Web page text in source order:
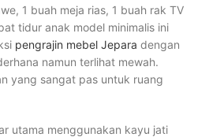
1 buah meja rias, 1 buah rak TV
tidur anak model minimalis ini
pengrajin mebel Jepara dengan
namun terlihat mewah.
yang sangat pas untuk ruang
utama menggunakan kayu jati